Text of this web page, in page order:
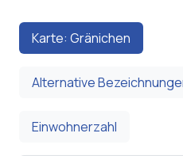
Karte: Gränichen
Alternative
Einwohnerzahl